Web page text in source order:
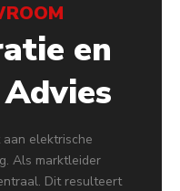
en
elektrische
Als marktleider
Dit resulteert